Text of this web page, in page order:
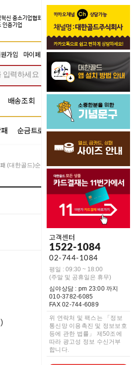
가입 마이페이지 주문조회 장바구니 0
배송조회 시안확인 기념문구예문
순금트로피 순금기업반지
고객센터
1522-1084
02-744-1084
평일 : 09:30 ~ 18:00
(주말 및 공휴일은 휴무)
심야상담 : pm 23:00 까지
010-3782-6085
FAX 02-744-6089
위 연락처 및 팩스는 「정보
통신망 이용촉진 및 정보보호
등에 관한 법률」 제50조에
따라 광고성 정보 수신거부
합니다.
(대한골드)순금 금수저 금포크 우드상패 2g